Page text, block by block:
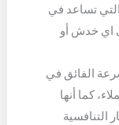
تساعد في
اي خدش أو
الفائق في
كما أنها
التنافسية